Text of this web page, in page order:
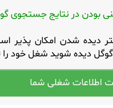
بودن در نتایج جستجوی
دیده شدن امکان پذیر
دیده شوید شغل خود را